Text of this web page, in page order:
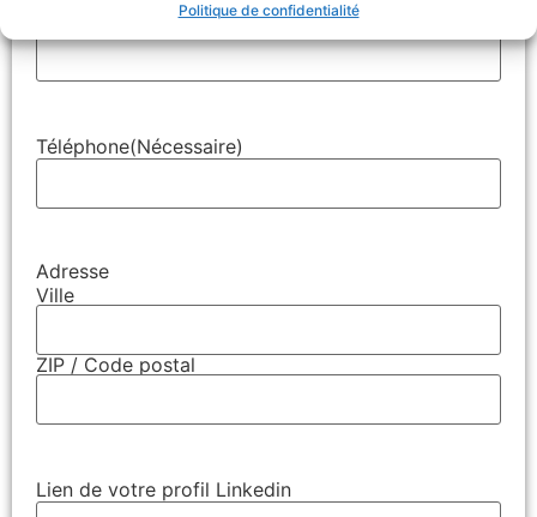
Politique de confidentialité
(Nécessaire)
Téléphone(Nécessaire)
Adresse
Ville
ZIP / Code postal
Lien de votre profil Linkedin